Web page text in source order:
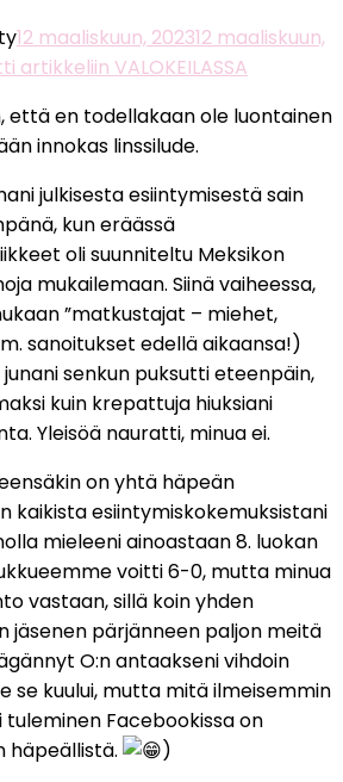
12 maaliskuun, 202312 maaliskuun,
artikkeliin VALOKEILASSA
että en todellakaan ole luontainen
innokas linssilude.
julkisesta esiintymisestä sain
kun eräässä
oli suunniteltu Meksikon
mukailemaan. Siinä vaiheessa,
”matkustajat – miehet,
sanoitukset edellä aikaansa!)
senkun puksutti eteenpäin,
kuin krepattuja hiuksiani
Yleisöä nauratti, minua ei.
on yhtä häpeän
kaikista esiintymiskokemuksistani
mieleeni ainoastaan 8. luokan
voitti 6-0, mutta minua
vastaan, sillä koin yhden
jäsenen pärjänneen paljon meitä
O:n antaakseni vihdoin
se kuului, mutta mitä ilmeisemmin
Facebookissa on
häpeällistä.
)